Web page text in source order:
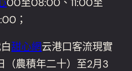
；
甜心網云港口客流現實
（農積年二十）至2月3